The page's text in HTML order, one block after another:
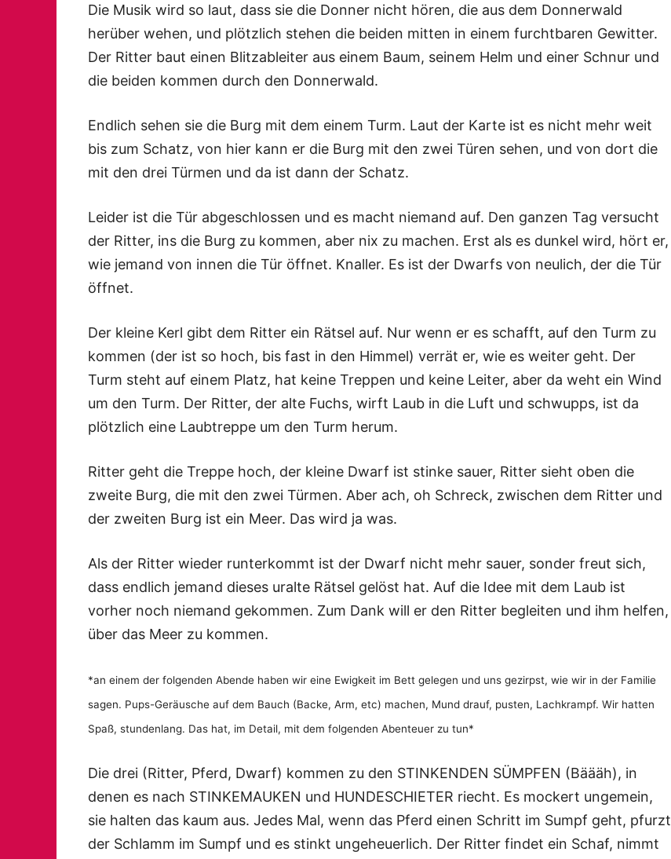
Die Musik wird so laut, dass sie die Donner nicht hören, die aus dem Donnerwald
herüber wehen, und plötzlich stehen die beiden mitten in einem furchtbaren Gewitter.
Der Ritter baut einen Blitzableiter aus einem Baum, seinem Helm und einer Schnur und
die beiden kommen durch den Donnerwald.
Endlich sehen sie die Burg mit dem einem Turm. Laut der Karte ist es nicht mehr weit
bis zum Schatz, von hier kann er die Burg mit den zwei Türen sehen, und von dort die
mit den drei Türmen und da ist dann der Schatz.
Leider ist die Tür abgeschlossen und es macht niemand auf. Den ganzen Tag versucht
der Ritter, ins die Burg zu kommen, aber nix zu machen. Erst als es dunkel wird, hört er,
wie jemand von innen die Tür öffnet. Knaller. Es ist der Dwarfs von neulich, der die Tür
öffnet.
Der kleine Kerl gibt dem Ritter ein Rätsel auf. Nur wenn er es schafft, auf den Turm zu
kommen (der ist so hoch, bis fast in den Himmel) verrät er, wie es weiter geht. Der
Turm steht auf einem Platz, hat keine Treppen und keine Leiter, aber da weht ein Wind
um den Turm. Der Ritter, der alte Fuchs, wirft Laub in die Luft und schwupps, ist da
plötzlich eine Laubtreppe um den Turm herum.
Ritter geht die Treppe hoch, der kleine Dwarf ist stinke sauer, Ritter sieht oben die
zweite Burg, die mit den zwei Türmen. Aber ach, oh Schreck, zwischen dem Ritter und
der zweiten Burg ist ein Meer. Das wird ja was.
Als der Ritter wieder runterkommt ist der Dwarf nicht mehr sauer, sonder freut sich,
dass endlich jemand dieses uralte Rätsel gelöst hat. Auf die Idee mit dem Laub ist
vorher noch niemand gekommen. Zum Dank will er den Ritter begleiten und ihm helfen,
über das Meer zu kommen.
*an einem der folgenden Abende haben wir eine Ewigkeit im Bett gelegen und uns gezirpst, wie wir in der Familie
sagen. Pups-Geräusche auf dem Bauch (Backe, Arm, etc) machen, Mund drauf, pusten, Lachkrampf. Wir hatten
Spaß, stundenlang. Das hat, im Detail, mit dem folgenden Abenteuer zu tun*
Die drei (Ritter, Pferd, Dwarf) kommen zu den STINKENDEN SÜMPFEN (Bäääh), in
denen es nach STINKEMAUKEN und HUNDESCHIETER riecht. Es mockert ungemein,
sie halten das kaum aus. Jedes Mal, wenn das Pferd einen Schritt im Sumpf geht, pfurzt
der Schlamm im Sumpf und es stinkt ungeheuerlich. Der Ritter findet ein Schaf, nimmt